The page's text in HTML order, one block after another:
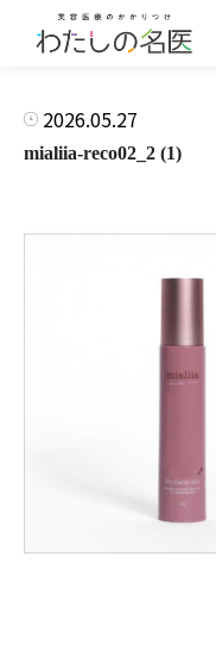
2026.05.27
mialiia-reco02_2 (1)